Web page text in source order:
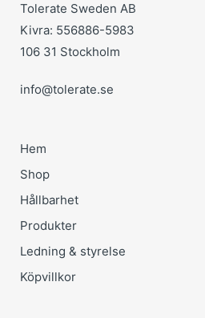
Tolerate Sweden AB
Kivra: 556886-5983
106 31 Stockholm
info@tolerate.se
Hem
Shop
Hållbarhet
Produkter
Ledning & styrelse
Köpvillkor